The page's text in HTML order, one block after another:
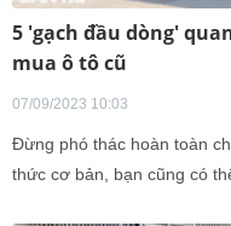
5 'gạch đầu dòng'
mua ô tô cũ
07/09/2023 10:03
Đừng phó thác hoàn toàn
thức cơ bản, bạn cũng có